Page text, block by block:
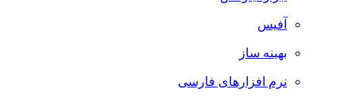
آفیس
بهینه ساز
نرم افزارهای فارسی